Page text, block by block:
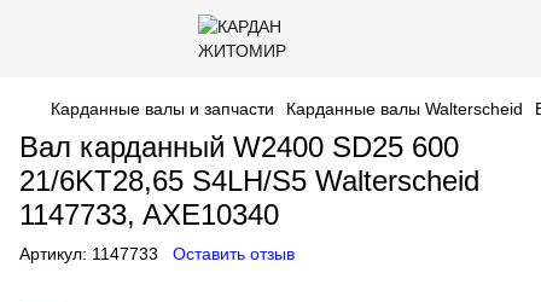
Карданные валы и запчасти Карданные валы Walterscheid
Вал карданный W2400 SD25 600
21/6KT28,65 S4LH/S5 Walterscheid
1147733, AXE10340
Артикул: 1147733 Оставить отзыв